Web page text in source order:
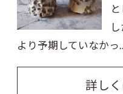
より予期していなかっ
詳し